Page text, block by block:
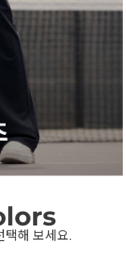
택해 보세요.